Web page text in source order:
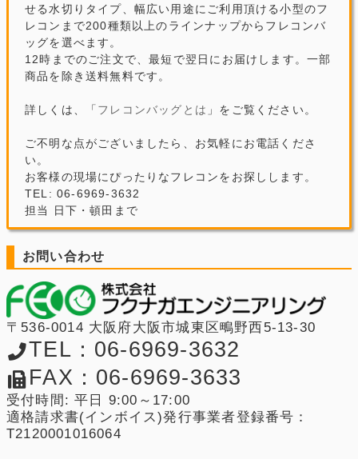
せる水切りタイプ、幅広い用途にご利用頂ける小型のフ
レコンまで200種類以上のラインナップからフレコンバ
ッグを選べます。
12時までのご注文で、最短で翌日にお届けします。一部
商品を除き送料無料です。
詳しくは、「 フレコンバッグとは 」をご覧ください。
ご不明な点がございましたら、お気軽にお電話くださ
い。
お客様の現場にぴったりなフレコンをお探しします。
TEL: 06-6969-3632
担当 日下・頓田まで
お問い合わせ
〒536-0014 大阪府大阪市城東区鴫野西5-13-30
TEL：06-6969-3632
FAX：06-6969-3633
受付時間: 平日 9:00～17:00
適格請求書(インボイス)発行事業者登録番号：
T2120001016064